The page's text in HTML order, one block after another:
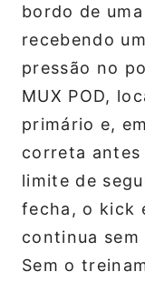
bordo de
recebendo
pressão no
MUX POD,
primário e,
correta antes
limite de
fecha, o kick
continua sem
Sem o